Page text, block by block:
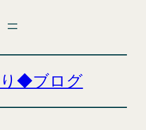
り◆ブログ